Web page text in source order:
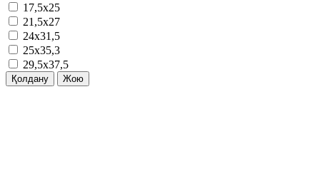
17,5х25
21,5х27
24х31,5
25х35,3
29,5х37,5
Қолдану Жою